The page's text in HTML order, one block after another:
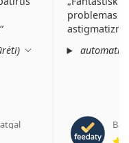
)
iš 5
problemas